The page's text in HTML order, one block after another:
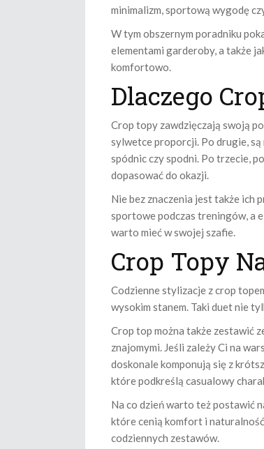
minimalizm, sportową wygodę
W tym obszernym poradniku
elementami garderoby, a także
komfortowo.
Dlaczego
Crop topy zawdzięczają swoją
sylwetce proporcji. Po drugie, są
spódnic czy spodni. Po trzecie,
dopasować do okazji.
Nie bez znaczenia jest także ich
sportowe podczas treningów, a
warto mieć w swojej szafie.
Crop Topy
Codzienne stylizacje z crop
wysokim stanem. Taki duet nie
Crop top można także zestawić
znajomymi. Jeśli zależy Ci na
doskonale komponują się z
które podkreślą casualowy
Na co dzień warto też postawić
które cenią komfort i
codziennych zestawów.